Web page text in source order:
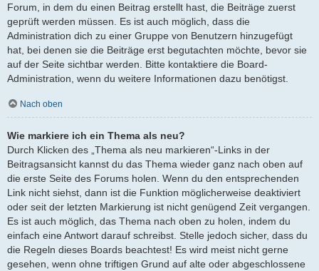
Forum, in dem du einen Beitrag erstellt hast, die Beiträge zuerst
geprüft werden müssen. Es ist auch möglich, dass die
Administration dich zu einer Gruppe von Benutzern hinzugefügt
hat, bei denen sie die Beiträge erst begutachten möchte, bevor sie
auf der Seite sichtbar werden. Bitte kontaktiere die Board-
Administration, wenn du weitere Informationen dazu benötigst.
Nach oben
Wie markiere ich ein Thema als neu?
Durch Klicken des „Thema als neu markieren“-Links in der
Beitragsansicht kannst du das Thema wieder ganz nach oben auf
die erste Seite des Forums holen. Wenn du den entsprechenden
Link nicht siehst, dann ist die Funktion möglicherweise deaktiviert
oder seit der letzten Markierung ist nicht genügend Zeit vergangen.
Es ist auch möglich, das Thema nach oben zu holen, indem du
einfach eine Antwort darauf schreibst. Stelle jedoch sicher, dass du
die Regeln dieses Boards beachtest! Es wird meist nicht gerne
gesehen, wenn ohne triftigen Grund auf alte oder abgeschlossene